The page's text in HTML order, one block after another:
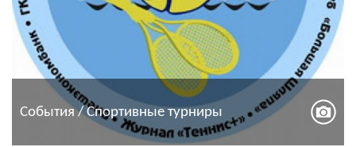
События / Спортивные турниры